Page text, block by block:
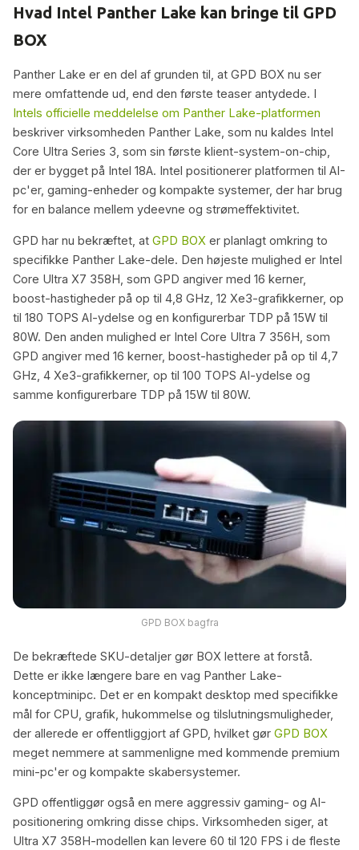
Hvad Intel Panther Lake kan bringe til GPD
BOX
Panther Lake er en del af grunden til, at GPD BOX nu ser
mere omfattende ud, end den første teaser antydede. I
Intels officielle meddelelse om Panther Lake-platformen
beskriver virksomheden Panther Lake, som nu kaldes Intel
Core Ultra Series 3, som sin første klient-system-on-chip,
der er bygget på Intel 18A. Intel positionerer platformen til AI-
pc'er, gaming-enheder og kompakte systemer, der har brug
for en balance mellem ydeevne og strømeffektivitet.
GPD har nu bekræftet, at GPD BOX er planlagt omkring to
specifikke Panther Lake-dele. Den højeste mulighed er Intel
Core Ultra X7 358H, som GPD angiver med 16 kerner,
boost-hastigheder på op til 4,8 GHz, 12 Xe3-grafikkerner, op
til 180 TOPS AI-ydelse og en konfigurerbar TDP på 15W til
80W. Den anden mulighed er Intel Core Ultra 7 356H, som
GPD angiver med 16 kerner, boost-hastigheder på op til 4,7
GHz, 4 Xe3-grafikkerner, op til 100 TOPS AI-ydelse og
samme konfigurerbare TDP på 15W til 80W.
GPD BOX bagfra
De bekræftede SKU-detaljer gør BOX lettere at forstå.
Dette er ikke længere bare en vag Panther Lake-
konceptminipc. Det er en kompakt desktop med specifikke
mål for CPU, grafik, hukommelse og tilslutningsmuligheder,
der allerede er offentliggjort af GPD, hvilket gør GPD BOX
meget nemmere at sammenligne med kommende premium
mini-pc'er og kompakte skabersystemer.
GPD offentliggør også en mere aggressiv gaming- og AI-
positionering omkring disse chips. Virksomheden siger, at
Ultra X7 358H-modellen kan levere 60 til 120 FPS i de fleste